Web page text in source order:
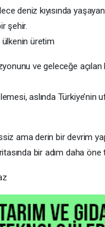
deniz kıyısında
şehir.
üretim
ve geleceğe açılan
aslında Türkiye’nin
ama derin bir devrim
bir adım daha öne